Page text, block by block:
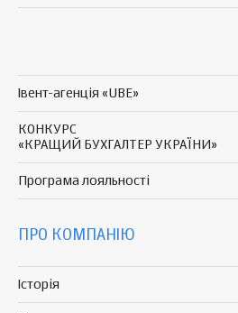
Івент-агенція «UBE»
КОНКУРС
«КРАЩИЙ БУХГАЛТЕР УКРАЇНИ»
Програма лояльності
ПРО КОМПАНІЮ
Історія